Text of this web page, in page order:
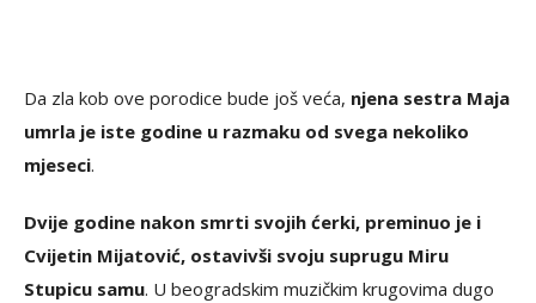
Da zla kob ove porodice bude još veća, njena sestra Maja
umrla je iste godine u razmaku od svega nekoliko
mjeseci.
Dvije godine nakon smrti svojih ćerki, preminuo je i
Cvijetin Mijatović, ostavivši svoju suprugu Miru
Stupicu samu. U beogradskim muzičkim krugovima dugo